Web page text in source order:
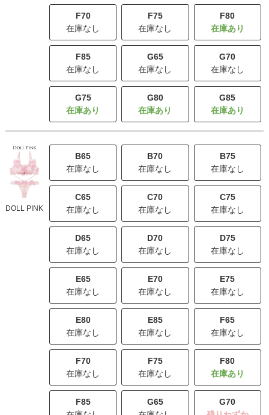
F70
在庫なし
F75
在庫なし
F80
F85
在庫なし
G65
在庫なし
G70
在庫なし
G75 G80 G85
DOLL PINK
B65
在庫なし
B70
在庫なし
B75
在庫なし
C65
在庫なし
C70
在庫なし
C75
在庫なし
D65
在庫なし
D70
在庫なし
D75
在庫なし
E65
在庫なし
E70
在庫なし
E75
在庫なし
E80
在庫なし
E85
在庫なし
F65
在庫なし
F70
在庫なし
F75
在庫なし
F80
F85
G65
G70